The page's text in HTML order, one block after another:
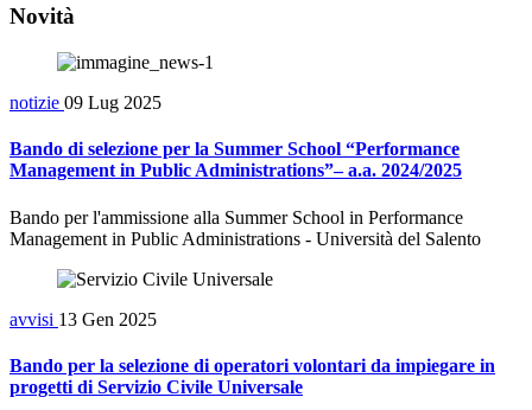
Novità
notizie 09 Lug 2025
Bando di selezione per la Summer School “Performance
Management in Public Administrations”– a.a. 2024/2025
Bando per l'ammissione alla Summer School in Performance
Management in Public Administrations - Università del Salento
avvisi 13 Gen 2025
Bando per la selezione di operatori volontari da impiegare in
progetti di Servizio Civile Universale